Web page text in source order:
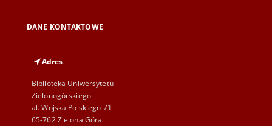
DANE KONTAKTOWE
Adres
Biblioteka Uniwersytetu
Zielonogórskiego
al. Wojska Polskiego 71
65-762 Zielona Góra